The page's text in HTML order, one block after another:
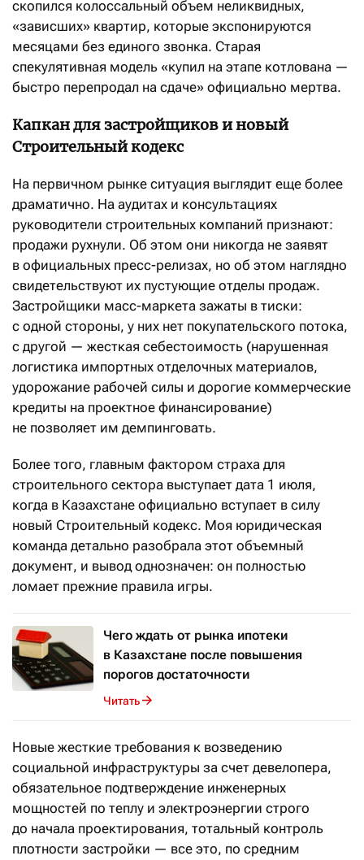
скопился колоссальный объем неликвидных,
«зависших» квартир, которые экспонируются
месяцами без единого звонка. Старая
спекулятивная модель «купил на этапе котлована —
быстро перепродал на сдаче» официально мертва.
Капкан для застройщиков и новый
Строительный кодекс
На первичном рынке ситуация выглядит еще более
драматично. На аудитах и консультациях
руководители строительных компаний признают:
продажи рухнули. Об этом они никогда не заявят
в официальных пресс-релизах, но об этом наглядно
свидетельствуют их пустующие отделы продаж.
Застройщики масс-маркета зажаты в тиски:
с одной стороны, у них нет покупательского потока,
с другой — жесткая себестоимость (нарушенная
логистика импортных отделочных материалов,
удорожание рабочей силы и дорогие коммерческие
кредиты на проектное финансирование)
не позволяет им демпинговать.
Более того, главным фактором страха для
строительного сектора выступает дата 1 июля,
когда в Казахстане официально вступает в силу
новый Строительный кодекс. Моя юридическая
команда детально разобрала этот объемный
документ, и вывод однозначен: он полностью
ломает прежние правила игры.
Чего ждать от рынка ипотеки
в Казахстане после повышения
порогов достаточности
Читать
Новые жесткие требования к возведению
социальной инфраструктуры за счет девелопера,
обязательное подтверждение инженерных
мощностей по теплу и электроэнергии строго
до начала проектирования, тотальный контроль
плотности застройки — все это, по средним